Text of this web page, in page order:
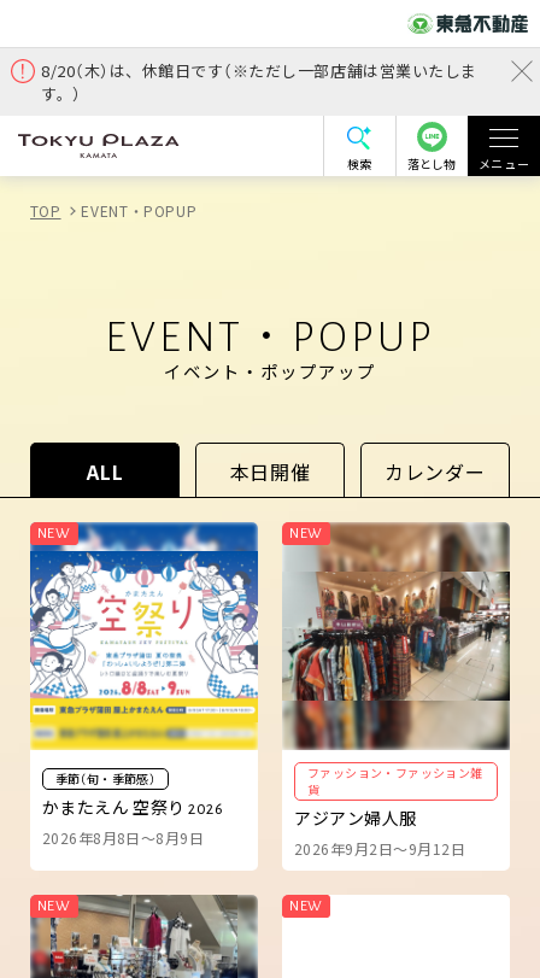
8/20（木）は、休館日です（※ただし一部店舗は営業いたしま
す。）
検索 落とし物 メニュー
TOP EVENT・POPUP
EVENT・POPUP
イベント・ポップアップ
ALL 本日開催 カレンダー
季節（旬・季節感）
かまたえん 空祭り 2026
2026年8月8日～8月9日
ファッション・ファッション雑
貨
アジアン婦人服
2026年9月2日～9月12日